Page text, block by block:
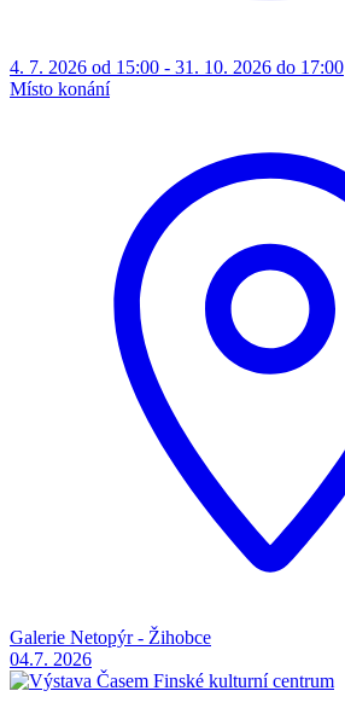
4. 7. 2026 od 15:00 - 31. 10. 2026 do 17:00
Místo konání
Galerie Netopýr - Žihobce
04.7. 2026